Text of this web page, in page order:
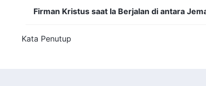
Firman Kristus saat Ia Berjalan di antara
Kata Penutup